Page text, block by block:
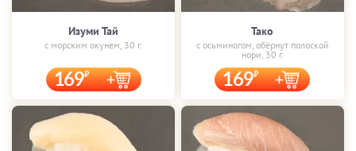
Изуми Тай
с морским окунем, 30 г.
169
Тако
с осьминогом, обёрнут полоской
нори, 30 г.
169